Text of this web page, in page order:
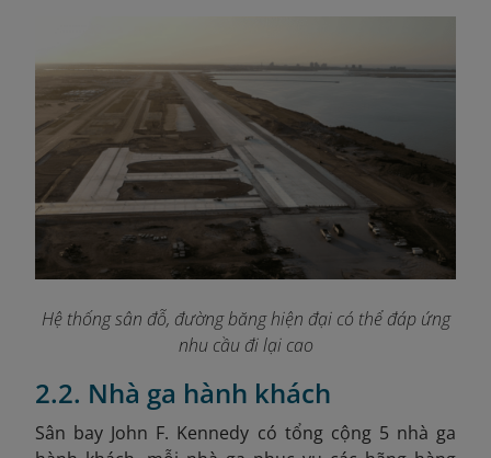
Hệ thống sân đỗ, đường băng hiện đại có thể đáp ứng
nhu cầu đi lại cao
2.2. Nhà ga hành khách
Sân bay John F. Kennedy có tổng cộng 5 nhà ga